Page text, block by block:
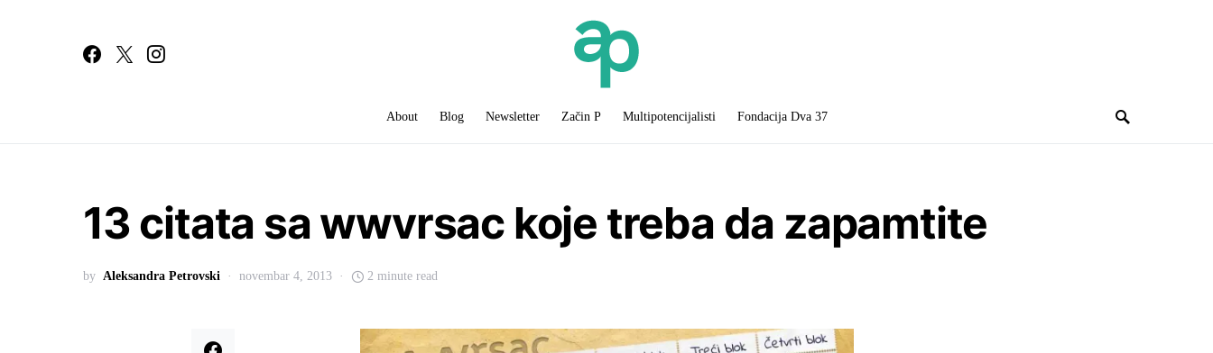
About Blog Newsletter Začin P Multipotencijalisti Fondacija Dva 37
13 citata sa wwvrsac koje treba da zapamtite
by Aleksandra Petrovski novembar 4, 2013 2 minute read